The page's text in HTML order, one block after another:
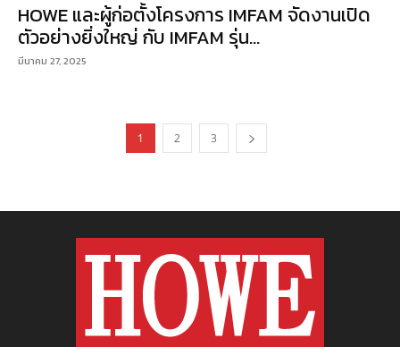
HOWE และผู้ก่อตั้งโครงการ IMFAM จัดงานเปิด
ตัวอย่างยิ่งใหญ่ กับ IMFAM รุ่น...
มีนาคม 27, 2025
1 2 3